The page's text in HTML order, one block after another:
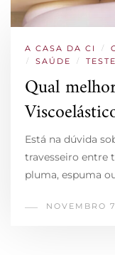
A CASA DA CI /
/ SAÚDE /
Qual
Está na dúvida
travesseiro entre
pluma, espuma
NOVEMBRO